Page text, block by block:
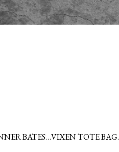
BATES…VIXEN TOTE BAG.